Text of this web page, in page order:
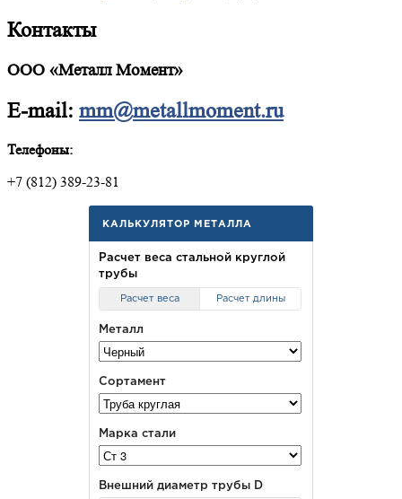
Контакты
ООО «Металл Момент»
E-mail: mm@metallmoment.ru
Телефоны:
+7 (812) 389-23-81